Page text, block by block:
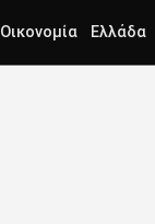
Οικονομία Ελλάδα